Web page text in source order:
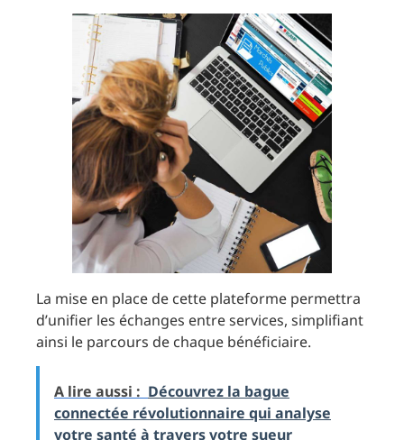
La mise en place de cette plateforme permettra
d’unifier les échanges entre services, simplifiant
ainsi le parcours de chaque bénéficiaire.
A lire aussi : Découvrez la bague
connectée révolutionnaire qui analyse
votre santé à travers votre sueur